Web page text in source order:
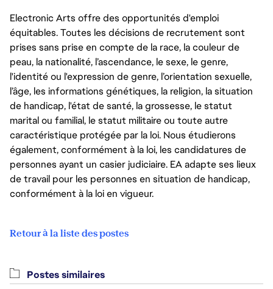
Electronic Arts offre des opportunités d'emploi
équitables. Toutes les décisions de recrutement sont
prises sans prise en compte de la race, la couleur de
peau, la nationalité, l’ascendance, le sexe, le genre,
l'identité ou l'expression de genre, l’orientation sexuelle,
l’âge, les informations génétiques, la religion, la situation
de handicap, l'état de santé, la grossesse, le statut
marital ou familial, le statut militaire ou toute autre
caractéristique protégée par la loi. Nous étudierons
également, conformément à la loi, les candidatures de
personnes ayant un casier judiciaire. EA adapte ses lieux
de travail pour les personnes en situation de handicap,
conformément à la loi en vigueur.
Retour à la liste des postes
Postes similaires